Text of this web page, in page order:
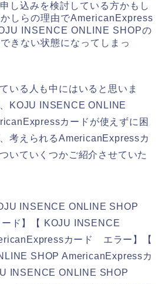
し込みを検討している方かもし
しらの理由でAmericanExpress
INSENCE ONLINE SHOPの
きない状態になってしまっ
いる人も中にはいると思いま
KOJU INSENCE ONLINE
カードが使えずに困
考えられるAmericanExpressカ
いていくつかご紹介させていた
INSENCE ONLINE SHOP
ド】【 KOJU INSENCE
カード エラー】【
SHOP AmericanExpressカ
INSENCE ONLINE SHOP